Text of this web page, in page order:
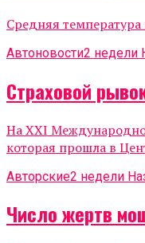
Средняя
Автоновости2 недели
Страховой
На XXI
которая прошла в
Авторские2 недели
Число жертв